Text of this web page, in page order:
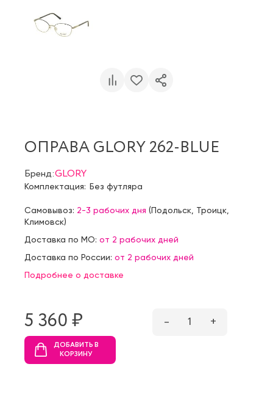
ОПРАВА GLORY 262-BLUE
Бренд:GLORY
Комплектация: Без футляра
Самовывоз: 2-3 рабочих дня (Подольск Троицк
Климовск)
Доставка по МО: от 2 рабочих дней
Доставка по России: от 2 рабочих дней
Подробнее о доставке
5 360 ₷ – 1 +
ДОБАВИТЬ В
КОРЗИНУ